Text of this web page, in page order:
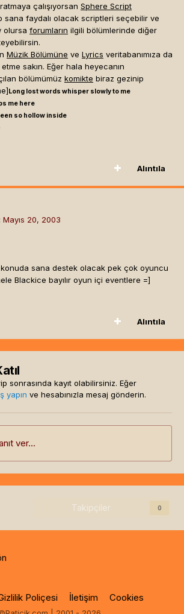
çalışıyorsan Sphere Script
sana faydalı olacak scriptleri seçebilir ve
olursa forumların ilgili bölümlerinde diğer
Müzik Bölümüne ve Lyrics veritabanımıza da
sakın. Eğer hala heyecanın
bölümümüz komikte biraz gezinip
Long lost words whisper slowly to me
me here
so hollow inside
Alıntıla
Mayıs 20, 2003
sana destek olacak pek çok oyuncu
Blackice bayılır oyun içi eventlere =]
Alıntıla
sonrasında kayıt olabilirsiniz. Eğer
yapın ve hesabınızla mesaj gönderin.
ver...
Takipçiler 0
Poliçesi İletişim Cookies